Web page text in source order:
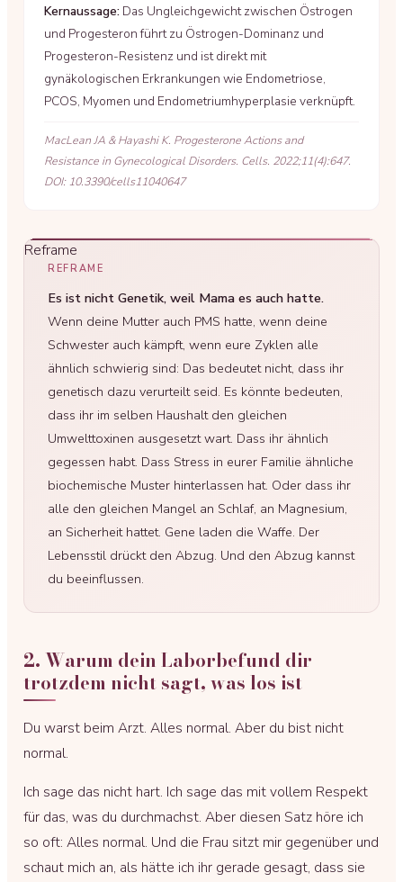
Kernaussage: Das Ungleichgewicht zwischen Östrogen
und Progesteron führt zu Östrogen-Dominanz und
Progesteron-Resistenz und ist direkt mit
gynäkologischen Erkrankungen wie Endometriose,
PCOS, Myomen und Endometriumhyperplasie verknüpft.
MacLean JA & Hayashi K. Progesterone Actions and
Resistance in Gynecological Disorders. Cells. 2022;11(4):647.
DOI: 10.3390/cells11040647
REFRAME
Es ist nicht Genetik, weil Mama es auch hatte.
Wenn deine Mutter auch PMS hatte, wenn deine
Schwester auch kämpft, wenn eure Zyklen alle
ähnlich schwierig sind: Das bedeutet nicht, dass ihr
genetisch dazu verurteilt seid. Es könnte bedeuten,
dass ihr im selben Haushalt den gleichen
Umwelttoxinen ausgesetzt wart. Dass ihr ähnlich
gegessen habt. Dass Stress in eurer Familie ähnliche
biochemische Muster hinterlassen hat. Oder dass ihr
alle den gleichen Mangel an Schlaf, an Magnesium,
an Sicherheit hattet. Gene laden die Waffe. Der
Lebensstil drückt den Abzug. Und den Abzug kannst
du beeinflussen.
2. Warum dein Laborbefund dir
trotzdem nicht sagt, was los ist
Du warst beim Arzt. Alles normal. Aber du bist nicht
normal.
Ich sage das nicht hart. Ich sage das mit vollem Respekt
für das, was du durchmachst. Aber diesen Satz höre ich
so oft: Alles normal. Und die Frau sitzt mir gegenüber und
schaut mich an, als hätte ich ihr gerade gesagt, dass sie